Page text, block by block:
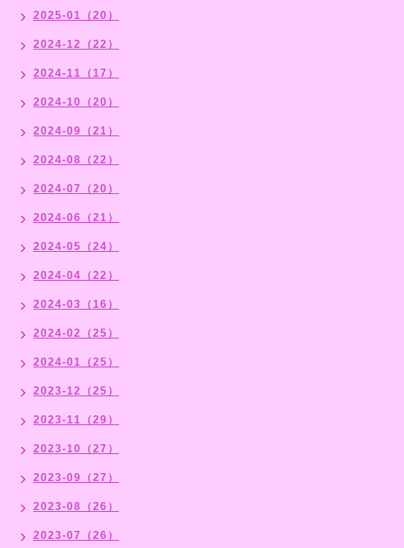
2025-01（20）
2024-12（22）
2024-11（17）
2024-10（20）
2024-09（21）
2024-08（22）
2024-07（20）
2024-06（21）
2024-05（24）
2024-04（22）
2024-03（16）
2024-02（25）
2024-01（25）
2023-12（25）
2023-11（29）
2023-10（27）
2023-09（27）
2023-08（26）
2023-07（26）